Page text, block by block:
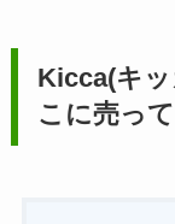
Kicca(キ
こに売っ